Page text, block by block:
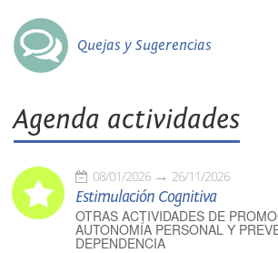
Quejas y Sugerencias
Agenda actividades
08/01/2026 26/11/2026
Estimulación Cognitiva
OTRAS ACTIVIDADES DE
AUTONOMÍA PERSONAL Y
DEPENDENCIA